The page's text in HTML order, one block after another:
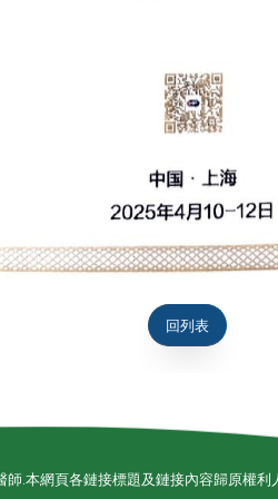
回列表
.本網頁各鏈接標題及鏈接內容歸原權利